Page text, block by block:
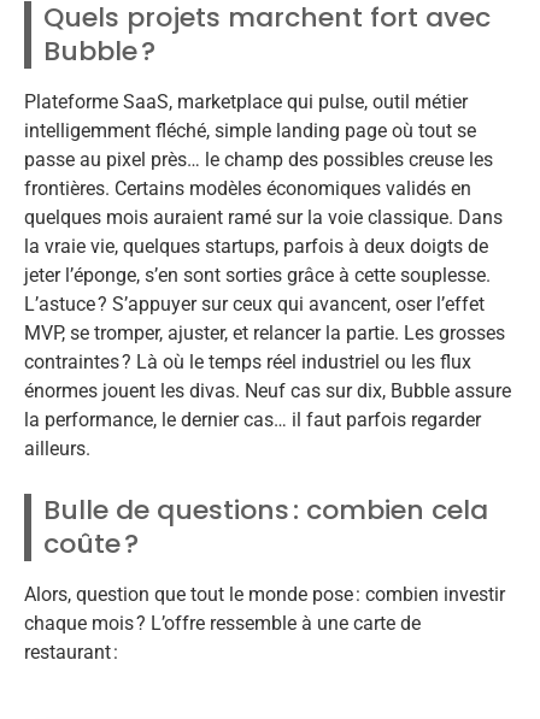
Quels projets marchent fort avec
Bubble ?
Plateforme SaaS, marketplace qui pulse, outil métier
intelligemment fléché, simple landing page où tout se
passe au pixel près… le champ des possibles creuse les
frontières. Certains modèles économiques validés en
quelques mois auraient ramé sur la voie classique. Dans
la vraie vie, quelques startups, parfois à deux doigts de
jeter l’éponge, s’en sont sorties grâce à cette souplesse.
L’astuce ? S’appuyer sur ceux qui avancent, oser l’effet
MVP, se tromper, ajuster, et relancer la partie. Les grosses
contraintes ? Là où le temps réel industriel ou les flux
énormes jouent les divas. Neuf cas sur dix, Bubble assure
la performance, le dernier cas… il faut parfois regarder
ailleurs.
Bulle de questions : combien cela
coûte ?
Alors, question que tout le monde pose : combien investir
chaque mois ? L’offre ressemble à une carte de
restaurant :